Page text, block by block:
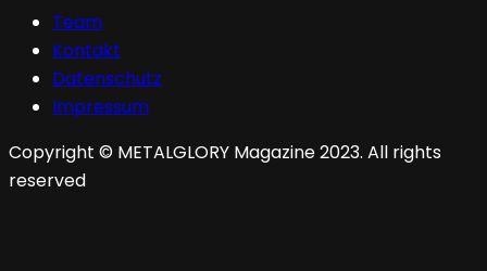
Team
Kontakt
Datenschutz
Impressum
Copyright © METALGLORY Magazine 2023. All rights
reserved